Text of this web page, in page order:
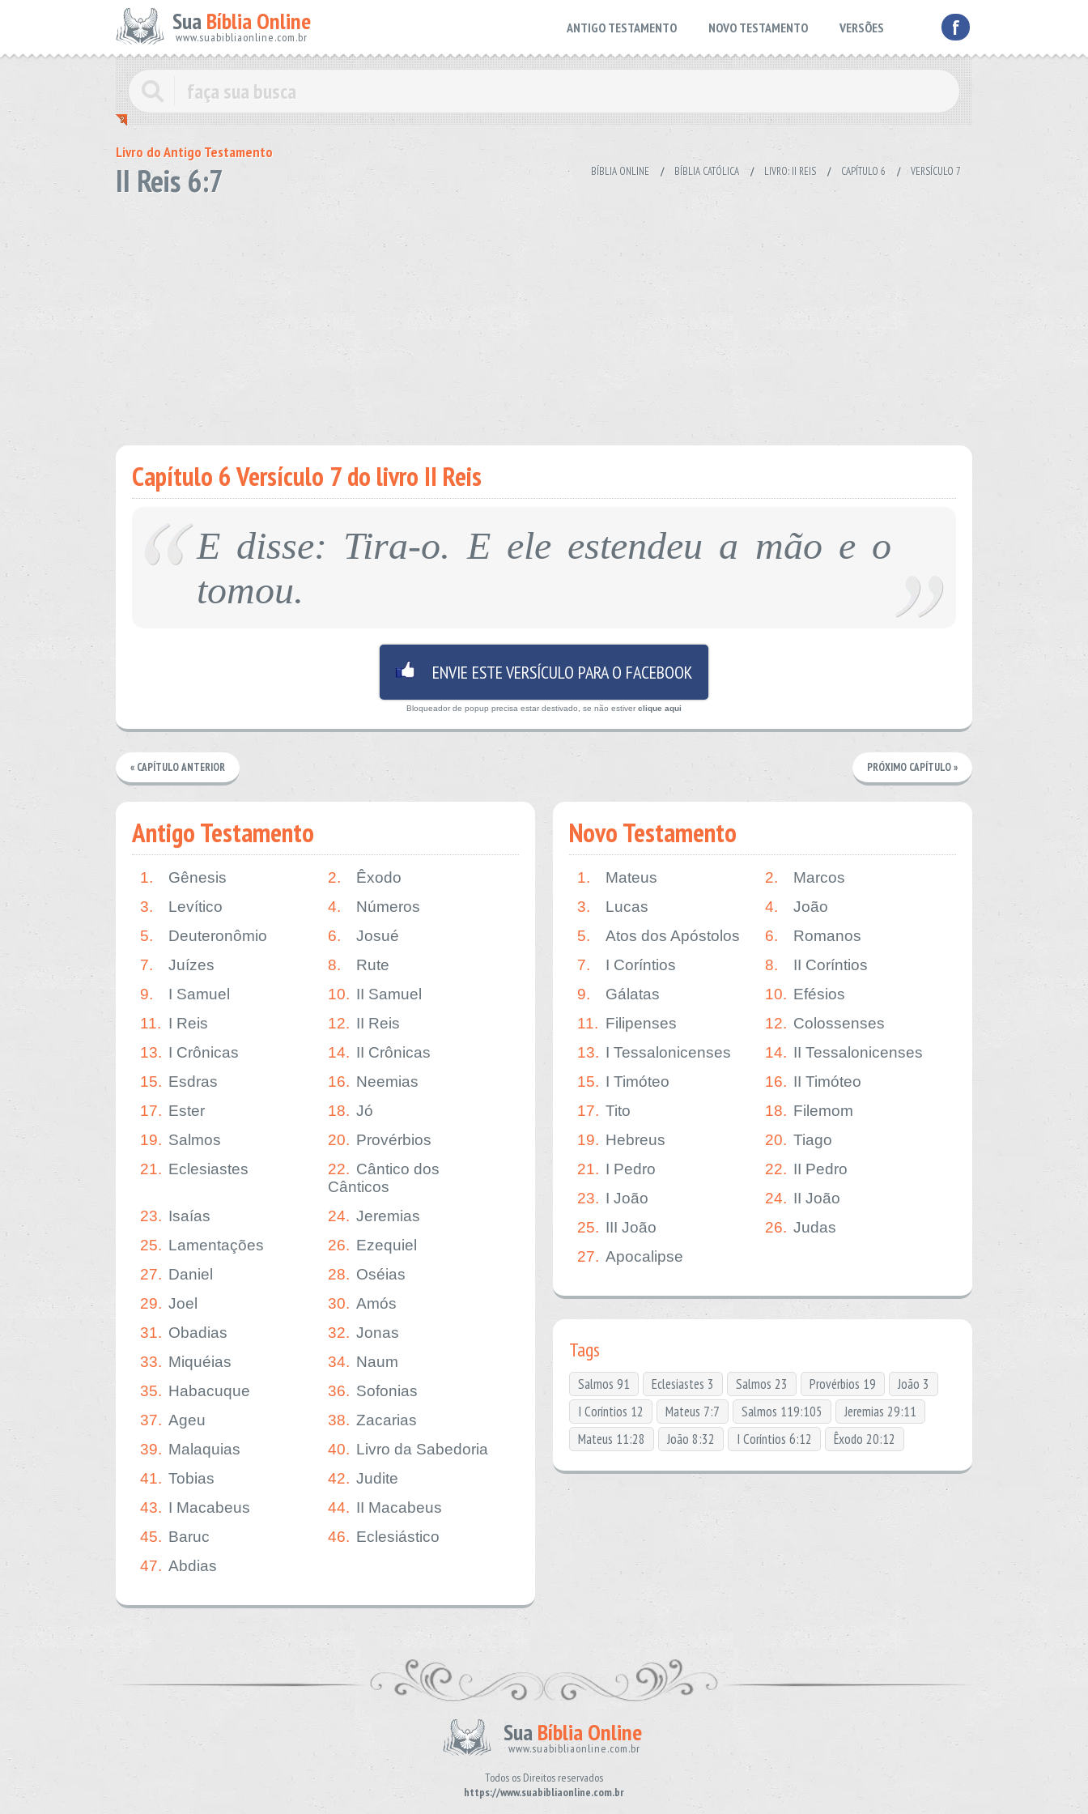
SuaBíblia Online
www.suabibliaonline.com.br f
ANTIGO TESTAMENTO NOVO TESTAMENTO VERSÕES
Livro do Antigo Testamento
II Reis 6:7 BÍBLIA ONLINE / BÍBLIA CATÓLICA / LIVRO: II REIS / CAPÍTULO 6 / VERSÍCULO 7
Capítulo 6 Versículo 7 do livro II Reis
E disse: Tira-o. E ele estendeu a mão e o
tomou.
ENVIE ESTE VERSÍCULO PARA O FACEBOOK
Bloqueador de popup precisa estar destivado, se não estiver clique aqui
« CAPÍTULO ANTERIOR PRÓXIMO CAPÍTULO »
Antigo Testamento
1. Gênesis 2.
Êxodo
3.
Levítico 4.
Números
5.
Deuteronômio 6.
Josué
7.
Juízes 8.
Rute
9.
I Samuel 10. II Samuel
11. I Reis 12. II Reis
13. I Crônicas 14. II Crônicas
15. Esdras 16. Neemias
17. Ester 18. Jó
19. Salmos 20. Provérbios
21. Eclesiastes 22. Cântico dos
Cânticos
23. Isaías 24. Jeremias
25. Lamentações 26. Ezequiel
27. Daniel 28. Oséias
29. Joel 30. Amós
31. Obadias 32. Jonas
33. Miquéias 34. Naum
35. Habacuque 36. Sofonias
37. Ageu 38. Zacarias
39. Malaquias 40. Livro da Sabedoria
41. Tobias 42. Judite
43. I Macabeus 44. II Macabeus
45. Baruc 46. Eclesiástico
47. Abdias
Novo Testamento
1. Mateus 2.
Marcos
3.
Lucas 4.
João
5.
Atos dos Apóstolos 6.
Romanos
7.
I Coríntios 8.
II Coríntios
9.
Gálatas 10. Efésios
11. Filipenses 12. Colossenses
13. I Tessalonicenses 14. II Tessalonicenses
15. I Timóteo 16. II Timóteo
17. Tito 18. Filemom
19. Hebreus 20. Tiago
21. I Pedro 22. II Pedro
23. I João 24. II João
25. III João 26. Judas
27. Apocalipse
Tags
Salmos 91 Eclesiastes 3 Salmos 23 Provérbios 19
João 3
I Coríntios 12
Mateus 7:7 Salmos 119:105
Jeremias 29:11
Mateus 11:28
João 8:32 I Coríntios 6:12 Êxodo 20:12
SuaBíblia Online
www.suabibliaonline.com.br
Todos os Direitos reservados
https://www.suabibliaonline.com.br